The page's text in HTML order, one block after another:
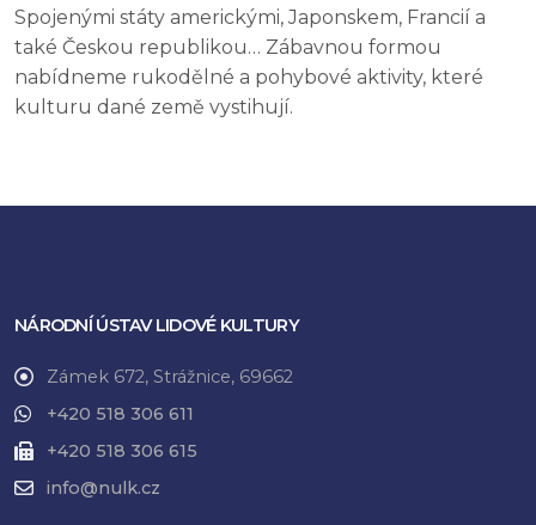
Spojenými státy americkými, Japonskem, Francií a
také Českou republikou… Zábavnou formou
nabídneme rukodělné a pohybové aktivity, které
kulturu dané země vystihují.
NÁRODNÍ ÚSTAV LIDOVÉ KULTURY
Zámek 672, Strážnice, 69662
+420 518 306 611
+420 518 306 615
info@nulk.cz